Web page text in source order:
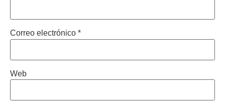
Correo electrónico *
Web